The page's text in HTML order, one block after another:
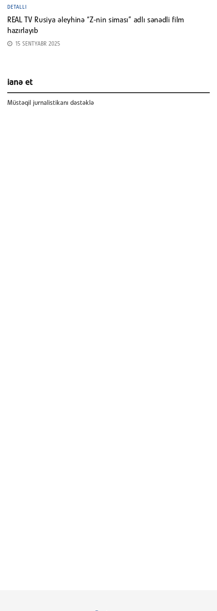
DETALLI
REAL TV Rusiya əleyhinə “Z-nin siması” adlı sənədli film
hazırlayıb
15 SENTYABR 2025
ianə et
Müstəqil jurnalistikanı dəstəklə